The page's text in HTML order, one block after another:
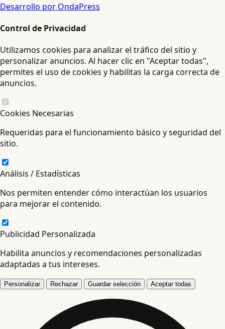
Desarrollo por OndaPress
Control de Privacidad
Utilizamos cookies para analizar el tráfico del sitio y
personalizar anuncios. Al hacer clic en "Aceptar todas",
permites el uso de cookies y habilitas la carga correcta de
anuncios.
Cookies Necesarias
Requeridas para el funcionamiento básico y seguridad del
sitio.
Análisis / Estadísticas
Nos permiten entender cómo interactúan los usuarios
para mejorar el contenido.
Publicidad Personalizada
Habilita anuncios y recomendaciones personalizadas
adaptadas a tus intereses.
Personalizar Rechazar Guardar selección Aceptar todas